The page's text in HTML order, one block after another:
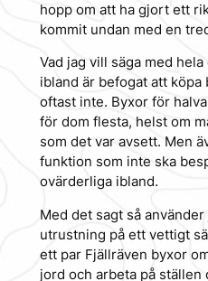
hopp om att ha gjort ett
kommit undan med en
Vad jag vill säga med
ibland är befogat att
oftast inte. Byxor för
för dom flesta, helst om
som det var avsett. Men
funktion som inte ska
ovärderliga ibland.
Med det sagt så
utrustning på ett vettigt
ett par Fjällräven byxor
jord och arbeta på